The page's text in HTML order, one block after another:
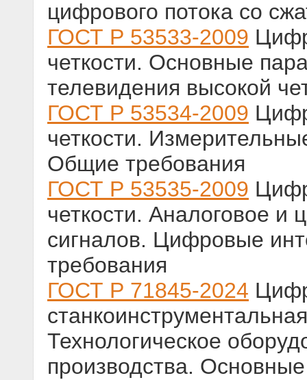
цифрового потока со
ГОСТ Р 53533-2009
четкости. Основные
телевидения высокой
ГОСТ Р 53534-2009
четкости.
Общие требования
ГОСТ Р 53535-2009
четкости. Аналоговое и
сигналов. Цифровые
требования
ГОСТ Р 71845-2024
Технологическое
производства.